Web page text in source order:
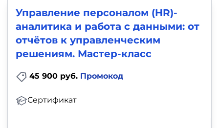
Управление персоналом (HR)-
аналитика и работа с данными: от
отчётов к управленческим
решениям. Мастер-класс
45 900 руб. Промокод
Сертификат